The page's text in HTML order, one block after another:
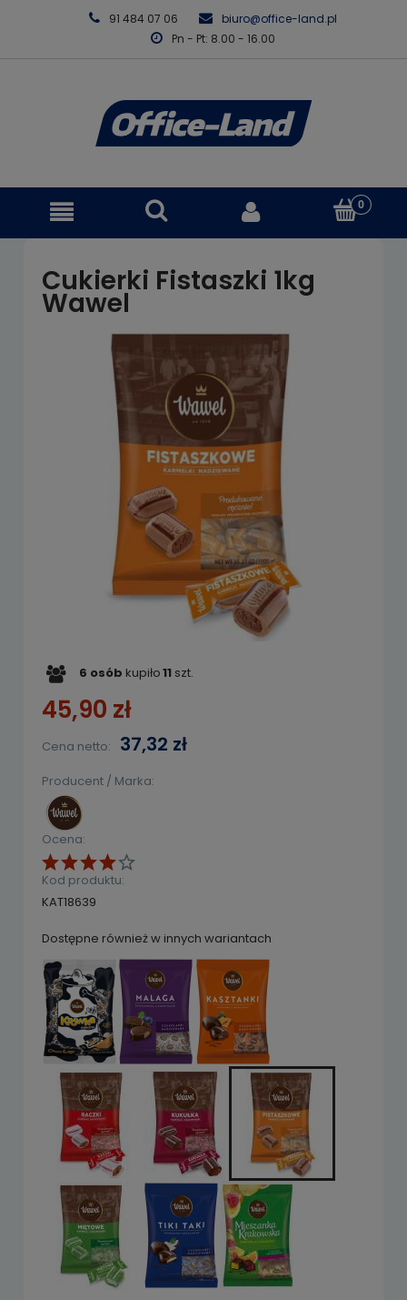
91 484 07 06
biuro@office-land.pl
Pn - Pt: 8.00 - 16.00
Cukierki Fistaszki 1kg
Wawel
6 osób kupiło11 szt.
45,90 zł
Cena netto: 37,32 zł
Ocena:
Producent / Marka:
Kod produktu:
KAT18639
Dostępne również w innych wariantach